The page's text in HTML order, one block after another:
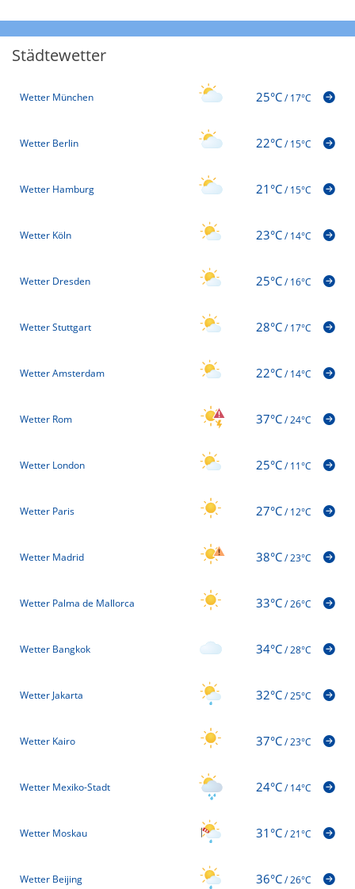
Städtewetter
Wetter München 25°C/17°C
Wetter Berlin 22°C/15°C
Wetter Hamburg 21°C/15°C
Wetter Köln 23°C/14°C
Wetter Dresden 25°C/16°C
Wetter Stuttgart 28°C/17°C
Wetter Amsterdam 22°C/14°C
Wetter Rom 37°C/24°C
Wetter London 25°C/11°C
Wetter Paris 27°C/12°C
Wetter Madrid 38°C/23°C
Wetter Palma de Mallorca 33°C/26°C
Wetter Bangkok 34°C/28°C
Wetter Jakarta 32°C/25°C
Wetter Kairo 37°C/23°C
Wetter Mexiko-Stadt 24°C/14°C
Wetter Moskau 31°C/21°C
Wetter Beijing 36°C/26°C